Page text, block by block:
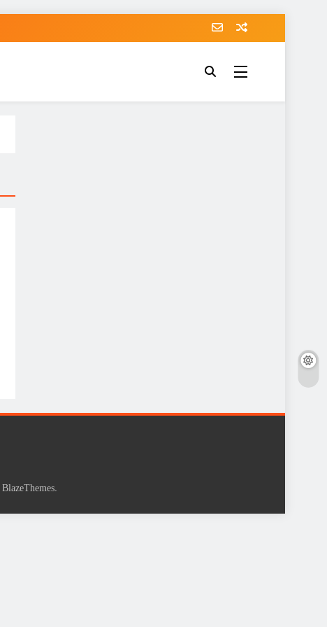
BlazeThemes.